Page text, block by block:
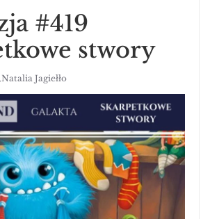
#419
stwory
Natalia Jagiełło